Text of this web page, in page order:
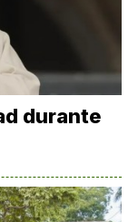
durante